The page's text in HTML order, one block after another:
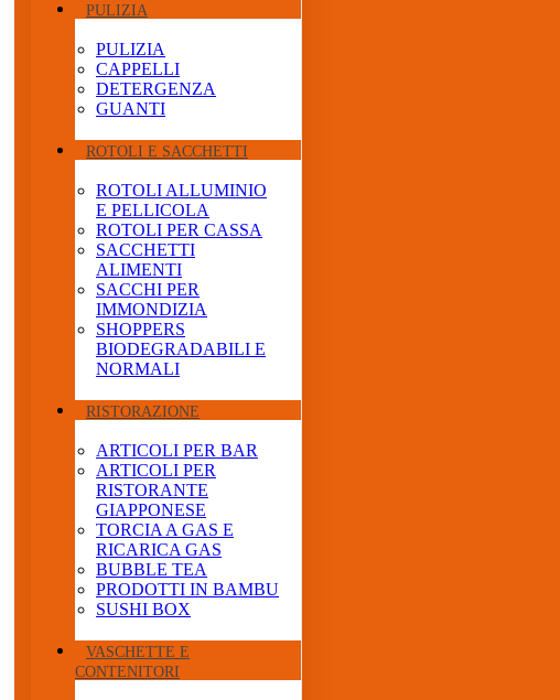
PULIZIA
PULIZIA
CAPPELLI
DETERGENZA
GUANTI
ROTOLI E SACCHETTI
ROTOLI ALLUMINIO
E PELLICOLA
ROTOLI PER CASSA
SACCHETTI
ALIMENTI
SACCHI PER
IMMONDIZIA
SHOPPERS
BIODEGRADABILI E
NORMALI
RISTORAZIONE
ARTICOLI PER BAR
ARTICOLI PER
RISTORANTE
GIAPPONESE
TORCIA A GAS E
RICARICA GAS
BUBBLE TEA
PRODOTTI IN BAMBU
SUSHI BOX
VASCHETTE E
CONTENITORI